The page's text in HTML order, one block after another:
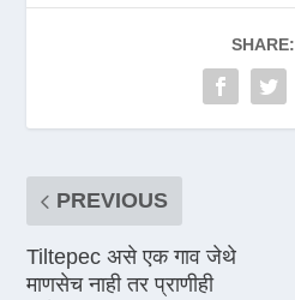
SHARE:
PREVIOUS
Tiltepec असे एक गाव जेथे
माणसेच नाही तर प्राणीही